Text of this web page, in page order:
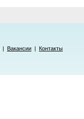
| Вакансии | Контакты